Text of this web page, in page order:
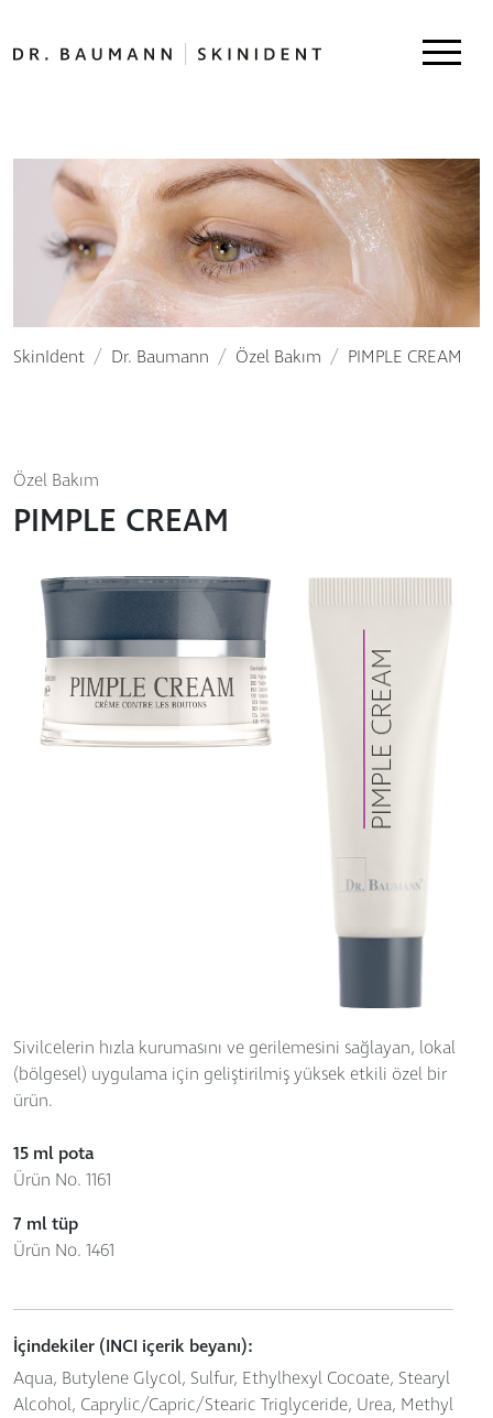
SkinIdent Dr. Baumann Özel Bakım PIMPLE CREAM
Özel Bakım
PIMPLE CREAM
Sivilcelerin hızla kurumasını ve gerilemesini sağlayan, lokal
(bölgesel) uygulama için geliştirilmiş yüksek etkili özel bir
ürün.
15 ml pota
Ürün No. 1161
7 ml tüp
Ürün No. 1461
İçindekiler (INCI içerik beyanı):
Aqua, Butylene Glycol, Sulfur, Ethylhexyl Cocoate, Stearyl
Alcohol, Caprylic/Capric/Stearic Triglyceride, Urea, Methyl